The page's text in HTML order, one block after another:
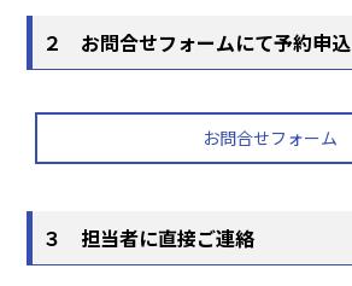
２ お問合せフォームにて予約申込
お問合せフォーム
３ 担当者に直接ご連絡